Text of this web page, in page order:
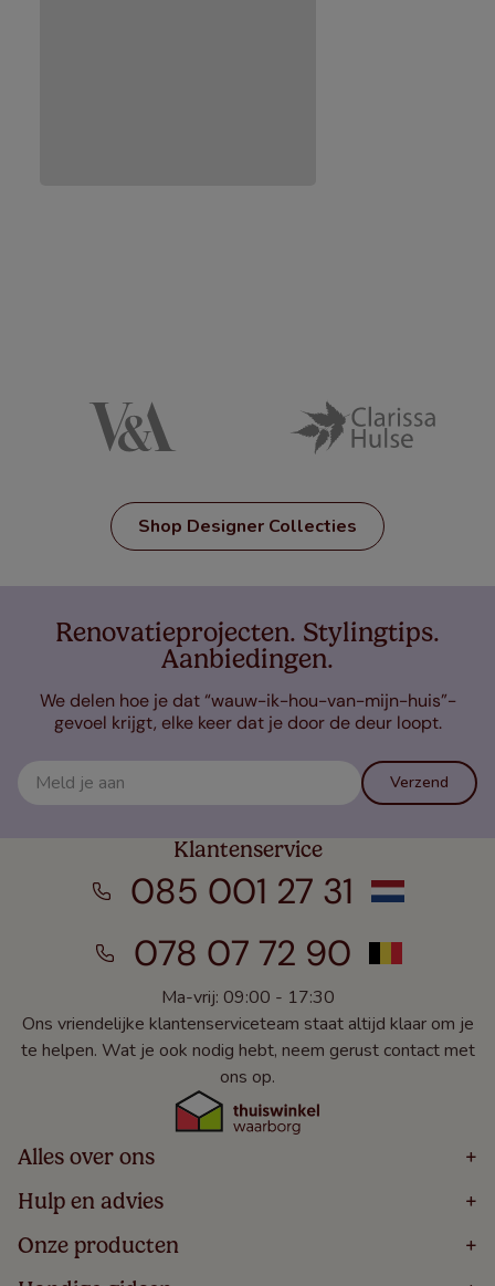
Shop Designer Collecties
Renovatieprojecten. Stylingtips.
Aanbiedingen.
We delen hoe je dat “wauw-ik-hou-van-mijn-huis”-
gevoel krijgt, elke keer dat je door de deur loopt.
Verzend
Klantenservice
085 001 27 31
078 07 72 90
Ma-vrij: 09:00 - 17:30
Ons vriendelijke klantenserviceteam staat altijd klaar om je
te helpen. Wat je ook nodig hebt, neem gerust contact met
ons op.
Alles over ons +
Home
Over
Bestellen
Hulp en advies +
Volg Je Bestelling
Levering
Onze producten +
Houten Jaloezieën